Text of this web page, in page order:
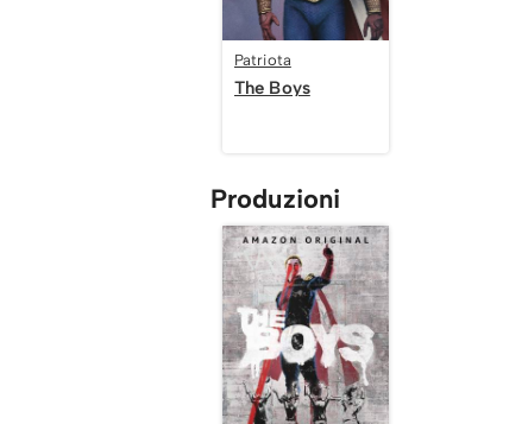
Patriota
The Boys
Produzioni